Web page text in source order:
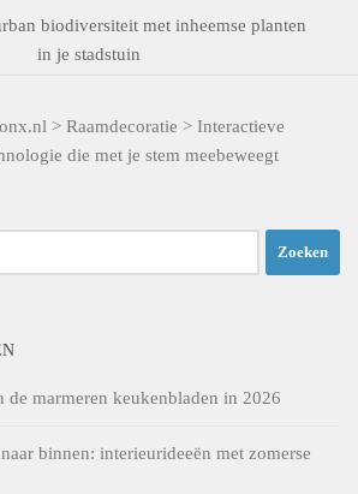
biodiversiteit met inheemse planten
in je stadstuin
> Raamdecoratie > Interactieve
die met je stem meebeweegt
de marmeren keukenbladen in 2026
binnen: interieurideeën met zomerse